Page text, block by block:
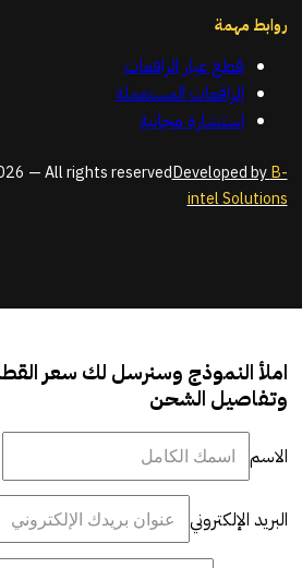
روابط مهمة
قطع غيار الرافعات
الرافعات المستعملة
استشارة مجانية
— All rights reservedDeveloped byB-
intel Solutions
املأ النموذج وسنرسل لك سعر
وتفاصيل الشحن
الاسم
البريد الإلكتروني